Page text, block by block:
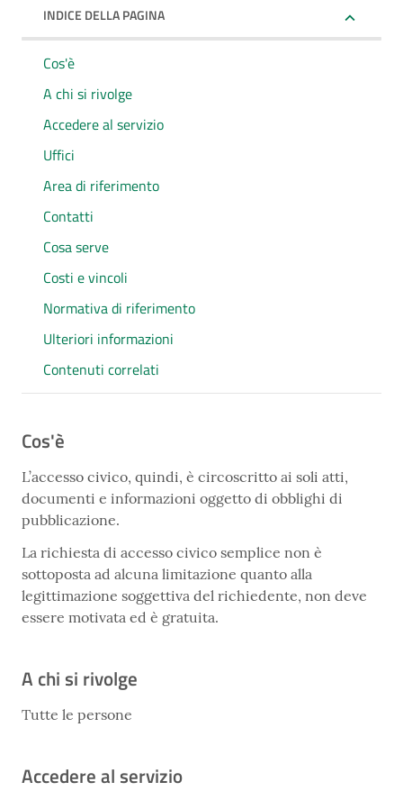
INDICE DELLA PAGINA
Cos'è
A chi si rivolge
Accedere al servizio
Uffici
Area di riferimento
Contatti
Cosa serve
Costi e vincoli
Normativa di riferimento
Ulteriori informazioni
Contenuti correlati
Cos'è
L’accesso civico, quindi, è circoscritto ai soli atti,
documenti e informazioni oggetto di obblighi di
pubblicazione.
La richiesta di accesso civico semplice non è
sottoposta ad alcuna limitazione quanto alla
legittimazione soggettiva del richiedente, non deve
essere motivata ed è gratuita.
A chi si rivolge
Tutte le persone
Accedere al servizio